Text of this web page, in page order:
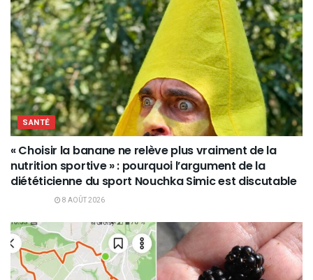
SANTÉ
« Choisir la banane ne relève plus vraiment de la
nutrition sportive » : pourquoi l’argument de la
diététicienne du sport Nouchka Simic est discutable
8 AOÛT 2026